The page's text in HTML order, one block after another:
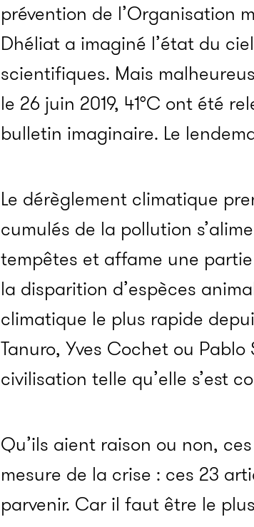
prévention de l’Organisation
Dhéliat a imaginé l’état du
scientifiques. Mais
le 26 juin 2019, 41°C ont été
bulletin imaginaire. Le
Le dérèglement climatique
cumulés de la pollution
tempêtes et affame une
la disparition d’espèces
climatique le plus rapide
Tanuro, Yves Cochet ou
civilisation telle qu’elle s’est
Qu’ils aient raison ou non,
mesure de la crise : ces 23
parvenir. Car il faut être le